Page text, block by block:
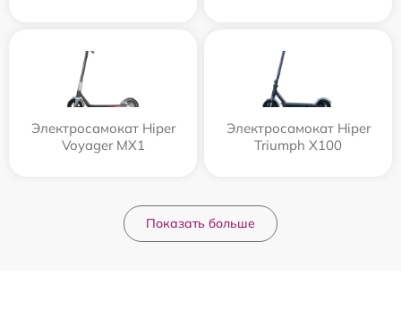
Электросамокат Hiper
Voyager MX1
Электросамокат Hiper
Triumph X100
Показать больше